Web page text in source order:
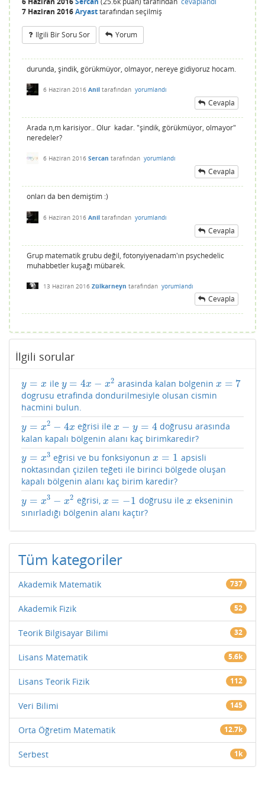
7 Haziran 2016Aryasttarafındanseçilmiş
Ilgili Bir Soru Sor Yorum
durunda, şindik, görükmüyor, olmayor, nereye gidiyoruz hocam.
6 Haziran 2016 Anil tarafından yorumlandı
Cevapla
Arada n,m karisiyor.. Olur kadar. "şindik, görükmüyor, olmayor"
neredeler?
6 Haziran 2016 Sercan tarafından yorumlandı
Cevapla
onları da ben demiştim :)
6 Haziran 2016 Anil tarafından yorumlandı
Cevapla
Grup matematik grubu değil, fotonyiyenadam'ın psychedelic
muhabbetler kuşağı mübarek.
13 Haziran 2016 Zülkarneyn tarafından yorumlandı
Cevapla
İlgili sorular
y = x
y= x ile y = 4x − x2
y=4x −x2 arasinda kalan bolgenin x = 7
x= 7
dogrusu etrafinda dondurilmesiyle olusan cismin
hacmini bulun.
y = x2 − 4x
y= x2 −4x eğrisi ilex − y = 4
x−y= 4
doğrusu arasında
kalan kapalı bölgenin alanı kaç birimkaredir?
y = x3
y= x3 eğrisi ve bu fonksiyonunx = 1
x= 1
apsisli
noktasından çizilen teğeti ile birinci bölgede oluşan
kapalı bölgenin alanı kaç birim karedir?
y = x3 − x2
y= x3 −x2 eğrisi, x = −1
x= −1 doğrusu ile x
x ekseninin
sınırladığı bölgenin alanı kaçtır?
Tüm kategoriler
Akademik Matematik 737
Akademik Fizik 52
Teorik Bilgisayar Bilimi 32
Lisans Matematik 5.6k
Lisans Teorik Fizik 112
Veri Bilimi 145
Orta Öğretim Matematik 12.7k
Serbest 1k